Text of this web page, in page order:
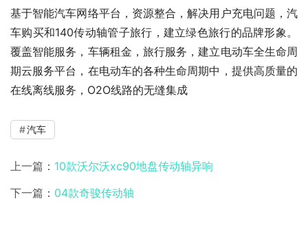
基于智能汽车网络平台，资源整合，解决用户充电问题，汽
车购买和140传动轴管子旅行，建立绿色旅行的品牌形象。
覆盖智能服务，车辆租金，旅行服务，建立电动车全生命周
期云服务平台，在电动车的各种生命周期中，提供高质量的
在线离线服务，O2O线路的无缝集成
汽车
上一篇： 10款沃尔沃xc90地盘传动轴异响
下一篇： 04款奇骏传动轴